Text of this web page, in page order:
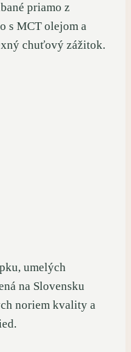
priamo z
s MCT olejom a
chuťový zážitok.
umelých
na Slovensku
noriem kvality a